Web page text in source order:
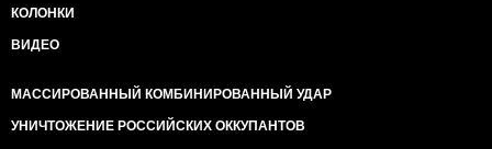
КОЛОНКИ
ВИДЕО
МАССИРОВАННЫЙ КОМБИНИРОВАННЫЙ УДАР
УНИЧТОЖЕНИЕ РОССИЙСКИХ ОККУПАНТОВ